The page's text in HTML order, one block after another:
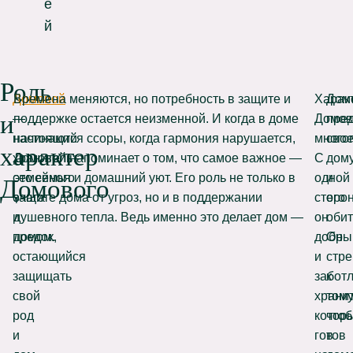
е
й
Роль
и
характер
Домового
Домовой
—
настоящий
хранитель
семейного
очага
и
предок,
остающийся
защищать
свой
род
и
Времена меняются, но потребность в защите и
поддержке остается неизменной. И когда в доме
начинаются ссоры, когда гармония нарушается,
Домовой напоминает о том, что самое важное —
это семья и домашний уют. Его роль не только в
защите дома от угроз, но и в поддержании
душевного тепла. Ведь именно это делает дом —
домом.
С
одной
он
и
готов
и
его
Он
к
в